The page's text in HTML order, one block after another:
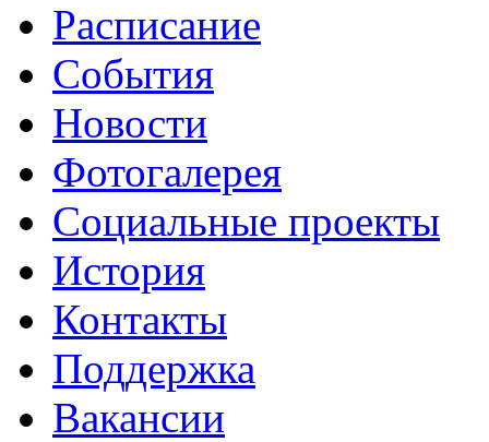
Расписание
События
Новости
Фотогалерея
Социальные проекты
История
Контакты
Поддержка
Вакансии